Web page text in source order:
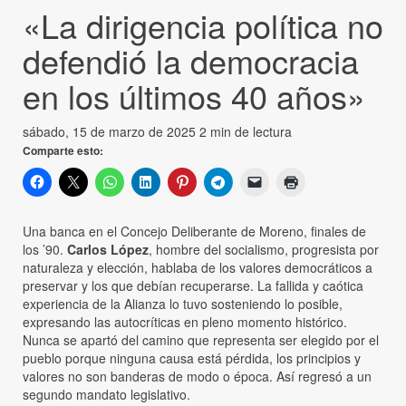
«La dirigencia política no
defendió la democracia
en los últimos 40 años»
sábado, 15 de marzo de 2025 2 min de lectura
Comparte esto:
Una banca en el Concejo Deliberante de Moreno, finales de
los ’90. Carlos López, hombre del socialismo, progresista por
naturaleza y elección, hablaba de los valores democráticos a
preservar y los que debían recuperarse. La fallida y caótica
experiencia de la Alianza lo tuvo sosteniendo lo posible,
expresando las autocríticas en pleno momento histórico.
Nunca se apartó del camino que representa ser elegido por el
pueblo porque ninguna causa está pérdida, los principios y
valores no son banderas de modo o época. Así regresó a un
segundo mandato legislativo.